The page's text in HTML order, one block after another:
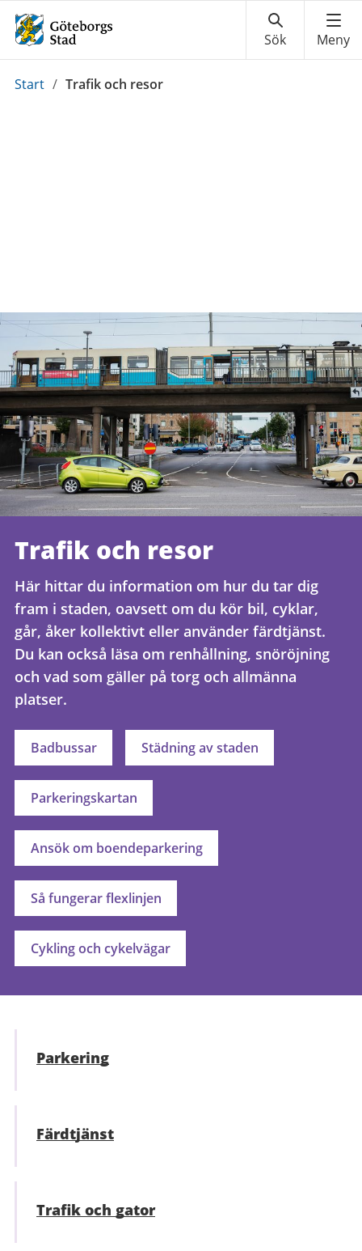
Du
Start / Trafik och resor
Trafik och resor
Här hittar du information om hur du tar dig
fram i staden, oavsett om du kör bil, cyklar,
går, åker kollektivt eller använder färdtjänst.
Du kan också läsa om renhållning, snöröjning
och vad som gäller på torg och allmänna
platser.
Badbussar Städning av staden
Parkeringskartan
Ansök om boendeparkering
Så fungerar flexlinjen
Cykling och cykelvägar
Parkering
Färdtjänst
Trafik och gator